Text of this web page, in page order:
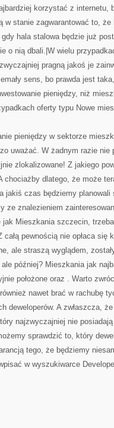
korzystać z internetu,
w stanie zagwarantować to, że
hala stalowa będzie już
o nią dbali.|W wielu
pragną jakoś je
sens, bo prawda jest
pieniędzy, niż
oferty typu Nowe
pieniędzy w sektorze
uważać. W żadnym razie nie
zlokalizowane! Z jakiego
chociażby dlatego, że może
jakiś czas będziemy planowali
ze znalezieniem
jak Mieszkania szczecin,
pewnością nie opłaca się
ale straszą wyglądem,
później? Mieszkania jak
położone oraz . Warto
nawet brać w rachubę
deweloperów. A zwłaszcza,
najzwyczajniej nie
sprawdzić to, który
tego, że będziemy
w wyszukiwarce